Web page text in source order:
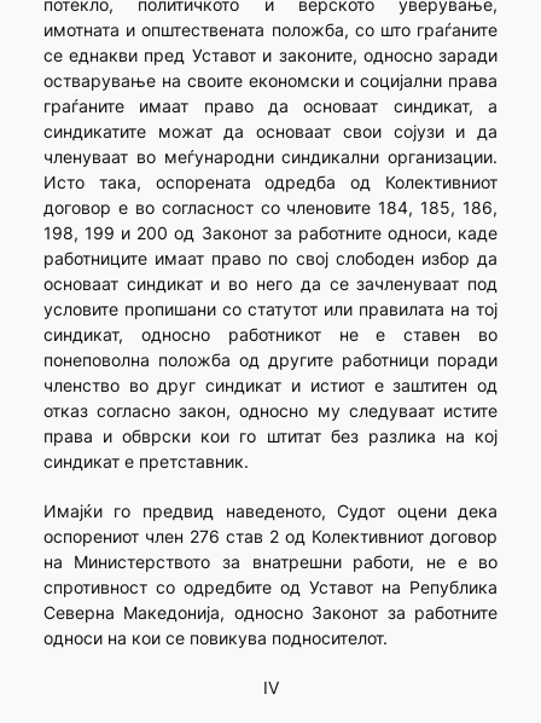
потекло, политичкото и верското уверување,
имотната и општествената положба, со што граѓаните
се еднакви пред Уставот и законите, односно заради
остварување на своите економски и социјални права
граѓаните имаат право да основаат синдикат, а
синдикатите можат да основаат свои сојузи и да
членуваат во меѓународни синдикални организации.
Исто така, оспорената одредба од Колективниот
договор е во согласност со членовите 184, 185, 186,
198, 199 и 200 од Законот за работните односи, каде
работниците имаат право по свој слободен избор да
основаат синдикат и во него да се зачленуваат под
условите пропишани со статутот или правилата на тој
синдикат, односно работникот не е ставен во
понеповолна положба од другите работници поради
членство во друг синдикат и истиот е заштитен од
отказ согласно закон, односно му следуваат истите
права и обврски кои го штитат без разлика на кој
синдикат е претставник.
Имајќи го предвид наведеното, Судот оцени дека
оспорениот член 276 став 2 од Колективниот договор
на Министерството за внатрешни работи, не е во
спротивност со одредбите од Уставот на Република
Северна Македонија, односно Законот за работните
односи на кои се повикува подносителот.
IV